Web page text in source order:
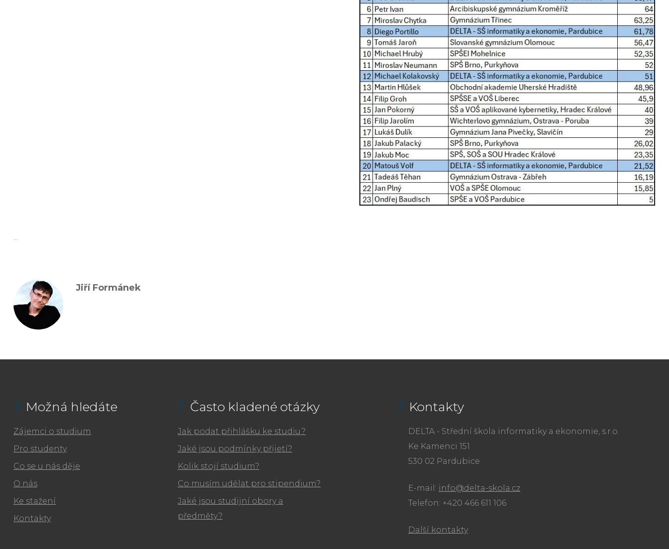
...
Jiří Formánek
Možná hledáte
Zájemci o studium
Pro studenty
Co se u nás děje
O nás
Ke stažení
Kontakty
Často kladené otázky
Jak podat přihlášku ke studiu?
Jaké jsou podmínky přijetí?
Kolik stojí studium?
Co musím udělat pro stipendium?
Jaké jsou studijní obory a
předměty?
Kontakty
DELTA - Střední škola informatiky a ekonomie, s.r.o.
Ke Kamenci 151
530 02 Pardubice
E-mail: info@delta-skola.cz
Telefon: +420 466 611 106
Další kontakty